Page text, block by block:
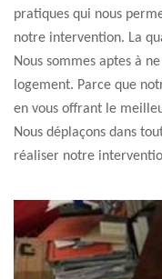
pratiques qui nous
notre intervention. La
Nous sommes aptes à
logement. Parce que
en vous offrant le
Nous déplaçons dans
réaliser notre